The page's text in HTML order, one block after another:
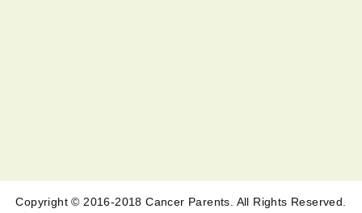
Copyright © 2016-2018 Cancer Parents. All Rights Reserved.